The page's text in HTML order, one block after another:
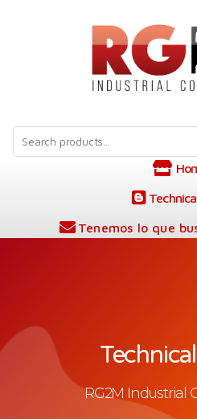
Tenemos lo que
RG2M Industrial